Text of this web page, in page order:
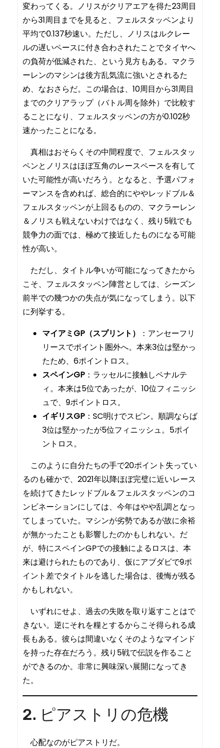
変わってくる。ノリスがクリアエアを得た23周目
から31周目までを見ると、フェルスタッペンより
平均で0.137秒速い。ただし、ノリスはルクレー
ルの遅いペースに付き合わされたことでタイヤへ
の負荷が低減された、という見方もある。マクラ
ーレンのマシンは後方乱気流に強いとされるた
め、なおさらだ。この場合は、10周目から31周目
までのクリアラップ（バトル周を除外）で比較す
ることになり、フェルスタッペンの方が0.102秒
速かったことになる。
真相はおそらくその中間程度で、フェルスタッ
ペンとノリスはほぼ互角のレースペースを有して
いた可能性が高いだろう。となると、予選パフォ
ーマンスを含めれば、総合的にややレッドブル＆
フェルスタッペンが上回るものの、マクラーレン
＆ノリスも戦えないわけではなく、残り5戦でも
競争力の面では、極めて接近したものになる可能
性が高い。
ただし、タイトル争いが可能になってきたから
こそ、フェルスタッペン陣営としては、シーズン
前半での幾つかの失点が気になってしまう。以下
に列挙する。
マイアミGP（スプリント）
：アンセーフリ
リースでポイント圏外へ。本来3位は堅かっ
たため、6ポイントロス。
スペインGP ：ラッセルに接触しペナルテ
ィ。本来は5位であったが、10位フィニッシ
ュで、9ポイントロス。
イギリスGP ：SC明けでスピン。順調ならば
3位は堅かったが5位フィニッシュ。5ポイ
ントロス。
このように自分たちの手で20ポイント失ってい
るのも確かで、2021年以降ほぼ完璧に近いレース
を続けてきたレッドブル＆フェルスタッペンのコ
ンビネーションにしては、今年はやや乱調となっ
てしまっていた。マシンが劣勢であるが故に余裕
が無かったことも影響したのかもしれない。だ
が、特にスペインGPでの接触によるロスは、本
来は避けられたものであり、仮にアブダビで9ポ
イント差でタイトルを逃した場合は、後悔が残る
かもしれない。
いずれにせよ、過去の失敗を取り返すことはで
きない。逆にそれを糧とするからこそ得られる成
長もある。彼らは間違いなくそのようなマインド
を持った存在だろう。残り5戦で伝説を作ること
ができるのか。非常に興味深い展開になってき
た。
2. ピアストリの危機
心配なのがピアストリだ。